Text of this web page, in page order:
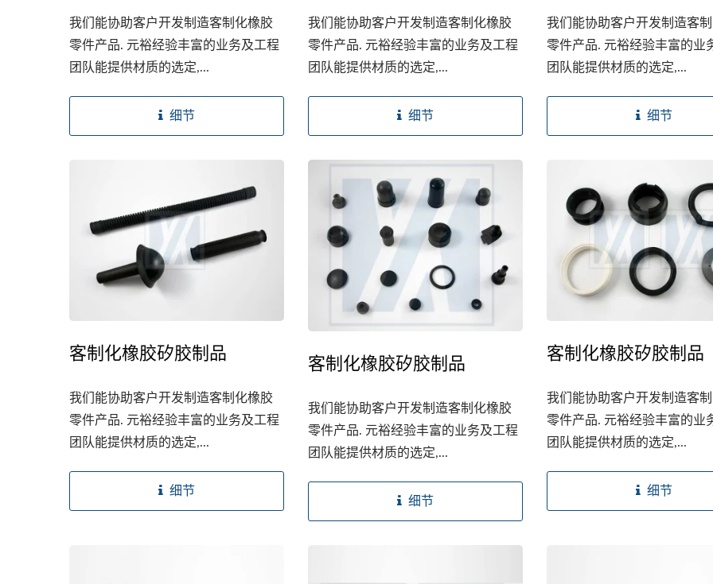
我们能协助客户开发制造客制化橡胶
零件产品. 元裕经验丰富的业务及工程
团队能提供材质的选定,...
细节
我们能协助客户开发制造客制化橡胶
零件产品. 元裕经验丰富的业务及工程
团队能提供材质的选定,...
细节
我们能协助客户开发制造客
零件产品. 元裕经验丰富的业
团队能提供材质的选定,...
细节
客制化橡胶矽胶制品
我们能协助客户开发制造客制化橡胶
零件产品. 元裕经验丰富的业务及工程
团队能提供材质的选定,...
细节
客制化橡胶矽胶制品
我们能协助客户开发制造客制化橡胶
零件产品. 元裕经验丰富的业务及工程
团队能提供材质的选定,...
细节
客制化橡胶矽胶制品
我们能协助客户开发制造客
零件产品. 元裕经验丰富的业
团队能提供材质的选定,...
细节